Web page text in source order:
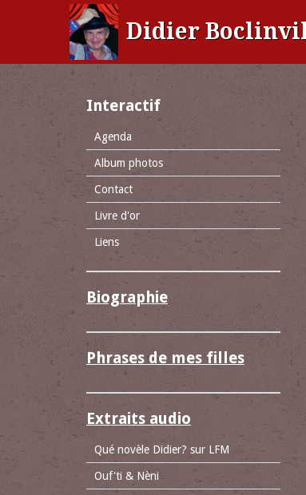
Didier
Interactif
Agenda
Album photos
Contact
Livre d'or
Liens
Biographie
Phrases de mes filles
Extraits audio
Qué novèle Didier? sur LFM
Ouf'ti & Nèni